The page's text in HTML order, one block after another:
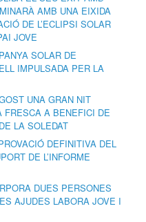
AMB UNA EIXIDA
DE L’ECLIPSI SOLAR
JOVE
SOLAR DE
IMPULSADA PER LA
UNA GRAN NIT
FRESCA A BENEFICI DE
LA SOLEDAT
DEFINITIVA DEL
DE L’INFORME
DUES PERSONES
AJUDES LABORA JOVE I